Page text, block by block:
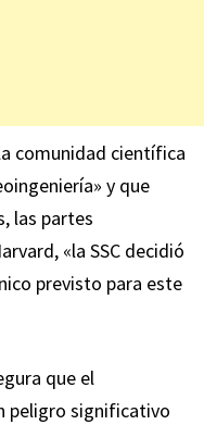
comunidad científica
y que
las partes
«la SSC decidió
previsto para este
que el
peligro significativo